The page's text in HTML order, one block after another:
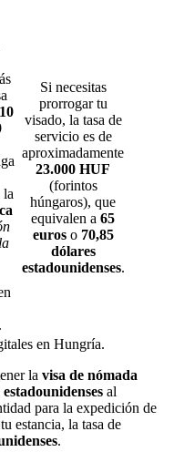
la
Si necesitas
prorrogar tu
visado, la tasa de
servicio es de
aproximadamente
23.000 HUF
(forintos
húngaros), que
equivalen a 65
euroso 70,85
dólares
estadounidenses.
en Hungría.
la visa de nómada
al
para la expedición de
estancia, la tasa de
.